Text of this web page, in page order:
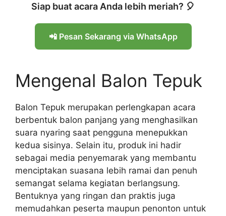
Siap buat acara Anda lebih meriah? 🎈
📲 Pesan Sekarang via WhatsApp
Mengenal Balon Tepuk
Balon Tepuk merupakan perlengkapan acara
berbentuk balon panjang yang menghasilkan
suara nyaring saat pengguna menepukkan
kedua sisinya. Selain itu, produk ini hadir
sebagai media penyemarak yang membantu
menciptakan suasana lebih ramai dan penuh
semangat selama kegiatan berlangsung.
Bentuknya yang ringan dan praktis juga
memudahkan peserta maupun penonton untuk